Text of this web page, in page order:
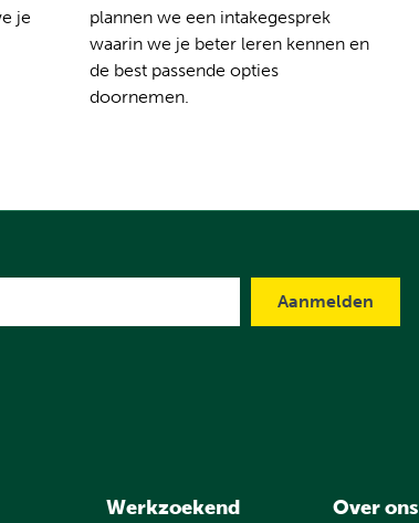
je
plannen we een intakegesprek
waarin we je beter leren kennen en
de best passende opties
doornemen.
Werkzoekend Over ons